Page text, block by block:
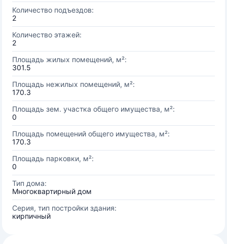
Количество подъездов:
2
Количество этажей:
2
Площадь жилых помещений, м²:
301.5
Площадь нежилых помещений, м²:
170.3
Площадь зем. участка общего имущества, м²:
0
Площадь помещений общего имущества, м²:
170.3
Площадь парковки, м²:
0
Тип дома:
Многоквартирный дом
Серия, тип постройки здания:
кирпичный